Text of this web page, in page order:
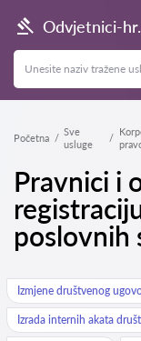
Odvjetnici-
Početna
Sve
usluge
Pravnici i
poslovnih
Izmjene društvenog
Izrada internih akata